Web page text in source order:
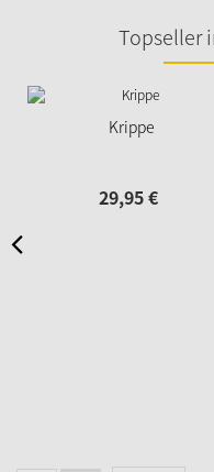
Topseller
Krippe
29,95€